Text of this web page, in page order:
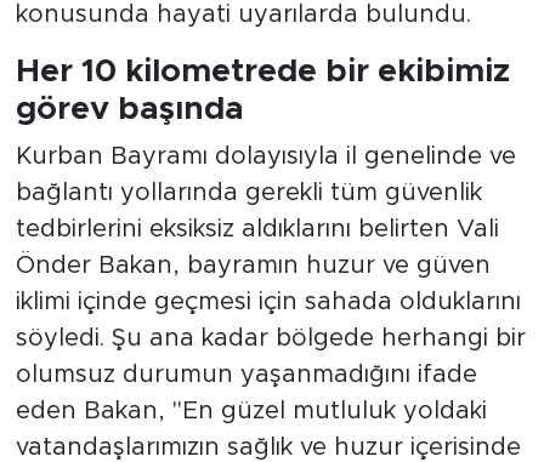
konusunda hayati uyarılarda bulundu.
Her 10 kilometrede bir ekibimiz
görev başında
Kurban Bayramı dolayısıyla il genelinde ve
bağlantı yollarında gerekli tüm güvenlik
tedbirlerini eksiksiz aldıklarını belirten Vali
Önder Bakan, bayramın huzur ve güven
iklimi içinde geçmesi için sahada olduklarını
söyledi. Şu ana kadar bölgede herhangi bir
olumsuz durumun yaşanmadığını ifade
eden Bakan, "En güzel mutluluk yoldaki
vatandaşlarımızın sağlık ve huzur içerisinde